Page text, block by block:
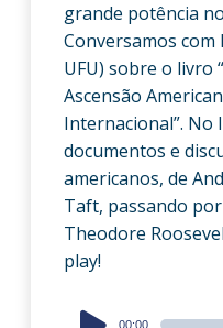
grande potência
Conversamos com
UFU) sobre o livro
Ascensão
Internacional”. No
documentos e
americanos, de
Taft, passando
Theodore
play!
Audio
00:00